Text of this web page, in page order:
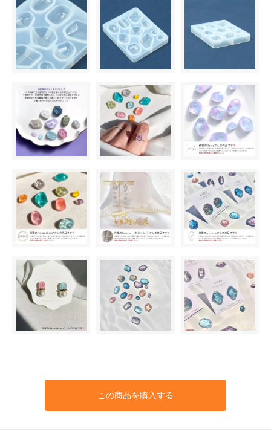
この商品を購入する